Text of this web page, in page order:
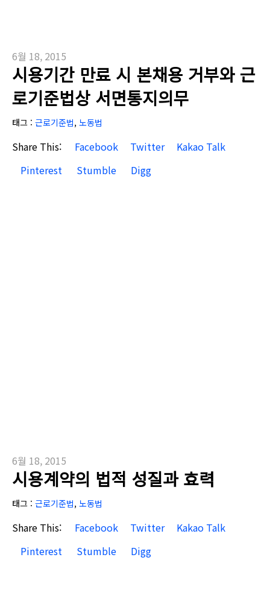
6월 18, 2015
시용기간 만료 시 본채용 거부와 근
로기준법상 서면통지의무
태그 : 근로기준법, 노동법
Share This: Facebook Twitter
Kakao Talk
Pinterest
Stumble Digg
6월 18, 2015
시용계약의 법적 성질과 효력
태그 : 근로기준법, 노동법
Share This: Facebook Twitter
Kakao Talk
Pinterest
Stumble Digg